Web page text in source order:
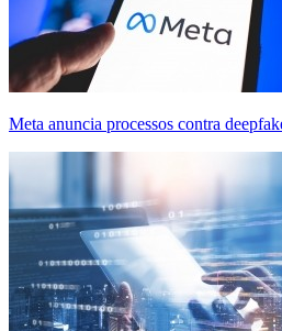
Meta anuncia processos contra